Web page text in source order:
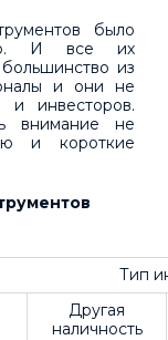
было
И все их
из
и они не
и инвесторов.
внимание не
и короткие
Тип
Другая
наличность